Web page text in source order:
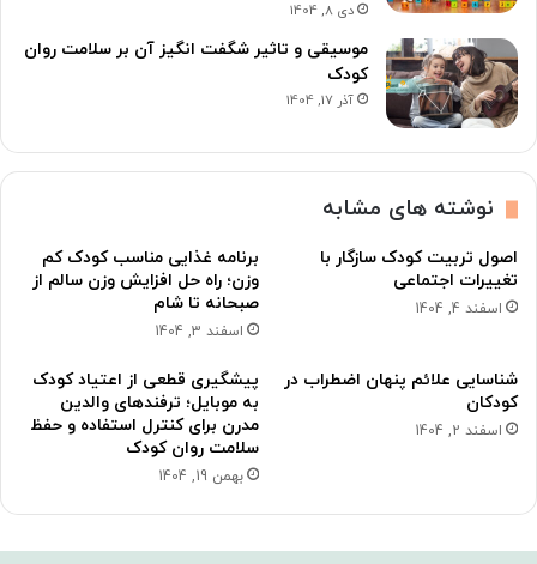
دی 8, 1404
موسیقی و تاثیر شگفت انگیز آن بر سلامت روان
کودک
آذر 17, 1404
نوشته های مشابه
اصول تربیت کودک سازگار با
تغییرات اجتماعی
اسفند 4, 1404
برنامه غذایی مناسب کودک کم
وزن؛ راه حل افزایش وزن سالم از
صبحانه تا شام
اسفند 3, 1404
شناسایی علائم پنهان اضطراب در
کودکان
اسفند 2, 1404
پیشگیری قطعی از اعتیاد کودک
به موبایل؛ ترفندهای والدین
مدرن برای کنترل استفاده و حفظ
سلامت روان کودک
بهمن 19, 1404